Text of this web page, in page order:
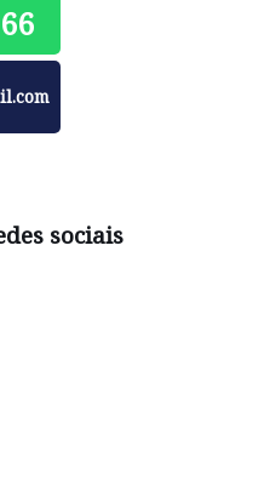
sociais